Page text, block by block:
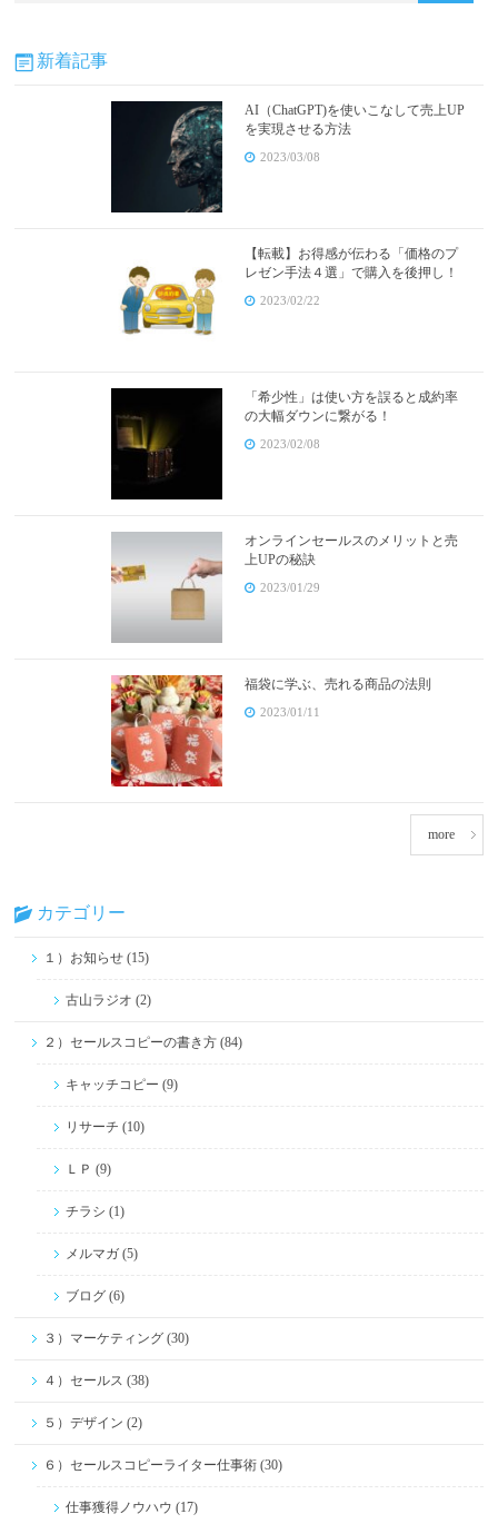
新着記事
AI（ChatGPT)を使いこなして売上UP
を実現させる方法
2023/03/08
【転載】お得感が伝わる「価格のプ
レゼン手法４選」で購入を後押し！
2023/02/22
「希少性」は使い方を誤ると成約率
の大幅ダウンに繋がる！
2023/02/08
オンラインセールスのメリットと売
上UPの秘訣
2023/01/29
福袋に学ぶ、売れる商品の法則
2023/01/11
more
カテゴリー
１）お知らせ (15)
古山ラジオ (2)
２）セールスコピーの書き方 (84)
キャッチコピー (9)
リサーチ (10)
ＬＰ (9)
チラシ (1)
メルマガ (5)
ブログ (6)
３）マーケティング (30)
４）セールス (38)
５）デザイン (2)
６）セールスコピーライター仕事術 (30)
仕事獲得ノウハウ (17)